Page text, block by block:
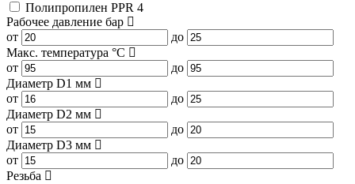
Полипропилен PPR 4
Рабочее давление бар
от
до
Макс. температура °C
от
до
Диаметр D1 мм
от
до
Диаметр D2 мм
от
до
Диаметр D3 мм
от
до
Резьба